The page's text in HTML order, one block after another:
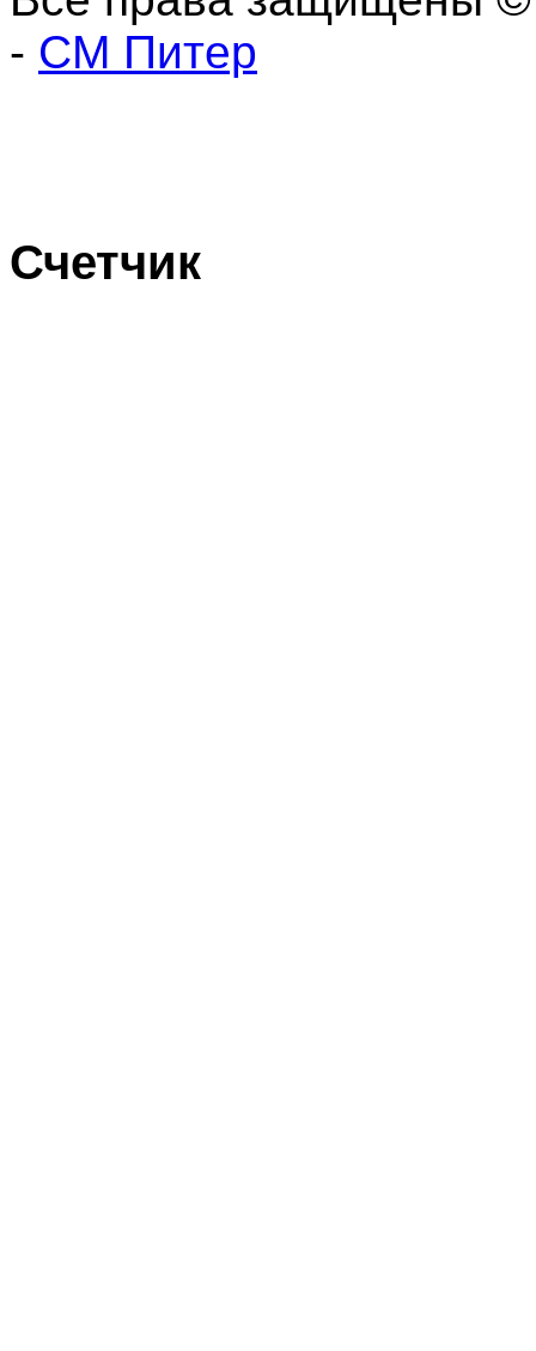
- СМ Питер
Счетчик